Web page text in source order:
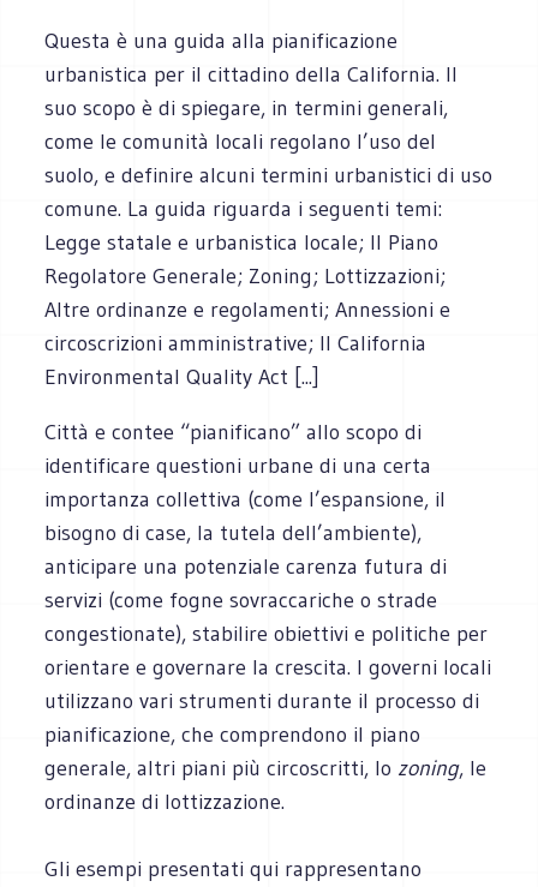
Questa è una guida alla pianificazione
urbanistica per il cittadino della California. Il
suo scopo è di spiegare, in termini generali,
come le comunità locali regolano l’uso del
suolo, e definire alcuni termini urbanistici di uso
comune. La guida riguarda i seguenti temi:
Legge statale e urbanistica locale; Il Piano
Regolatore Generale; Zoning; Lottizzazioni;
Altre ordinanze e regolamenti; Annessioni e
circoscrizioni amministrative; Il California
Environmental Quality Act [...]
Città e contee “pianificano” allo scopo di
identificare questioni urbane di una certa
importanza collettiva (come l’espansione, il
bisogno di case, la tutela dell’ambiente),
anticipare una potenziale carenza futura di
servizi (come fogne sovraccariche o strade
congestionate), stabilire obiettivi e politiche per
orientare e governare la crescita. I governi locali
utilizzano vari strumenti durante il processo di
pianificazione, che comprendono il piano
generale, altri piani più circoscritti, lo zoning, le
ordinanze di lottizzazione.
Gli esempi presentati qui rappresentano